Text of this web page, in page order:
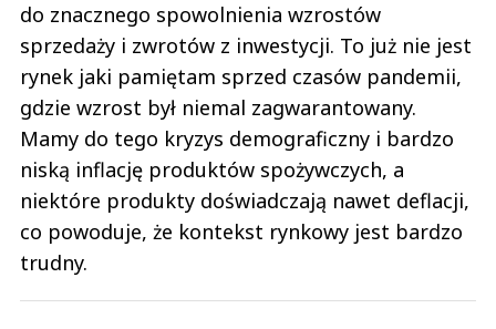
do znacznego spowolnienia wzrostów
sprzedaży i zwrotów z inwestycji. To już nie jest
rynek jaki pamiętam sprzed czasów pandemii,
gdzie wzrost był niemal zagwarantowany.
Mamy do tego kryzys demograficzny i bardzo
niską inflację produktów spożywczych, a
niektóre produkty doświadczają nawet deflacji,
co powoduje, że kontekst rynkowy jest bardzo
trudny.